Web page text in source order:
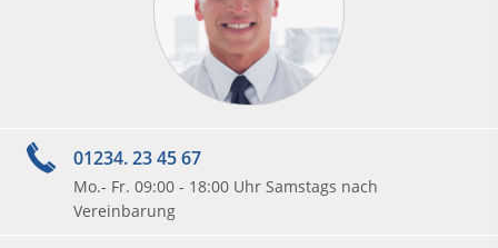
01234. 23 45 67
Mo.- Fr. 09:00 - 18:00 Uhr Samstags nach
Vereinbarung